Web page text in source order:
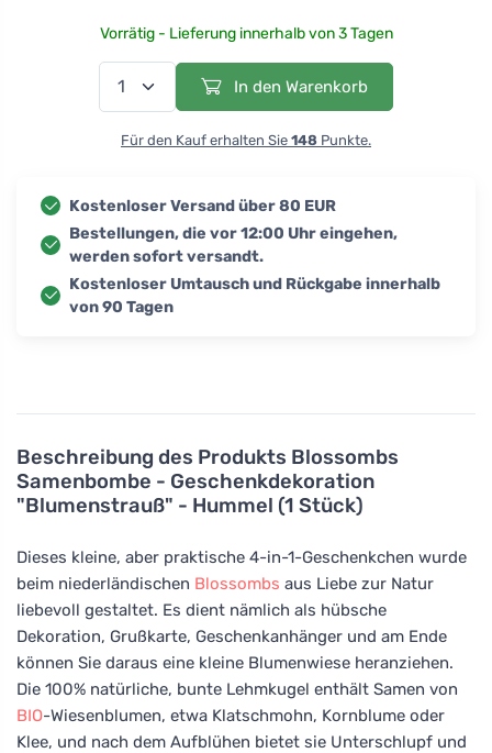
Beschreibung des Produkts Blossombs
Samenbombe - Geschenkdekoration
"Blumenstrauß" - Hummel (1 Stück)
Dieses kleine, aber praktische 4-in-1-Geschenkchen wurde
beim niederländischen Blossombs aus Liebe zur Natur
liebevoll gestaltet. Es dient nämlich als hübsche
Dekoration, Grußkarte, Geschenkanhänger und am Ende
können Sie daraus eine kleine Blumenwiese heranziehen.
Die 100% natürliche, bunte Lehmkugel enthält Samen von
BIO-Wiesenblumen, etwa Klatschmohn, Kornblume oder
Klee, und nach dem Aufblühen bietet sie Unterschlupf und
Vorrätig - Lieferung innerhalb von 3 Tagen
In den Warenkorb
Für den Kauf erhalten Sie 148 Punkte.
Kostenloser Versand über 80 EUR
Bestellungen, die vor 12:00 Uhr eingehen,
werden sofort versandt.
Kostenloser Umtausch und Rückgabe innerhalb
von 90 Tagen